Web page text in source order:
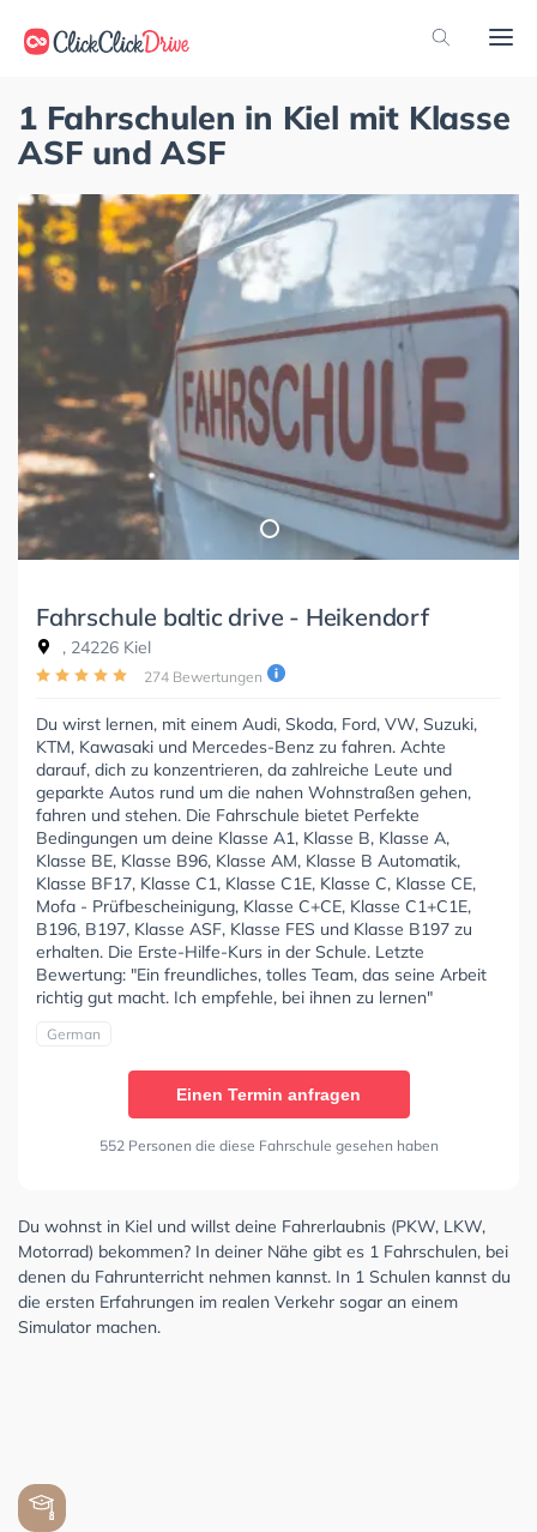
1 Fahrschulen in Kiel mit Klasse
ASF und ASF
Fahrschule baltic drive - Heikendorf
, 24226 Kiel
274 Bewertungen
Du wirst lernen, mit einem Audi, Skoda, Ford, VW, Suzuki,
KTM, Kawasaki und Mercedes-Benz zu fahren. Achte
darauf, dich zu konzentrieren, da zahlreiche Leute und
geparkte Autos rund um die nahen Wohnstraßen gehen,
fahren und stehen. Die Fahrschule bietet Perfekte
Bedingungen um deine Klasse A1, Klasse B, Klasse A,
Klasse BE, Klasse B96, Klasse AM, Klasse B Automatik,
Klasse BF17, Klasse C1, Klasse C1E, Klasse C, Klasse CE,
Mofa - Prüfbescheinigung, Klasse C+CE, Klasse C1+C1E,
B196, B197, Klasse ASF, Klasse FES und Klasse B197 zu
erhalten. Die Erste-Hilfe-Kurs in der Schule. Letzte
Bewertung: "Ein freundliches, tolles Team, das seine Arbeit
richtig gut macht. Ich empfehle, bei ihnen zu lernen"
German
Einen Termin anfragen
552 Personen die diese Fahrschule gesehen haben
Du wohnst in Kiel und willst deine Fahrerlaubnis (PKW, LKW,
Motorrad) bekommen? In deiner Nähe gibt es 1 Fahrschulen, bei
denen du Fahrunterricht nehmen kannst. In 1 Schulen kannst du
die ersten Erfahrungen im realen Verkehr sogar an einem
Simulator machen.